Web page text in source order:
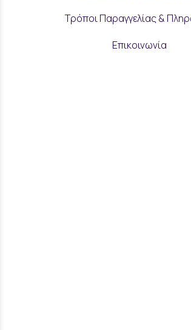
Τρόποι Παραγγελίας &
Επικοινωνία